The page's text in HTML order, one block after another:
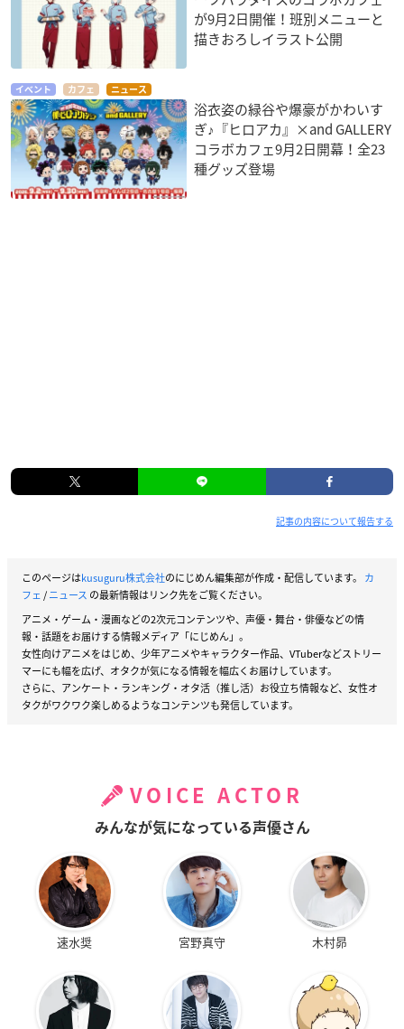
が9月2日開催！班別メニューと
描きおろしイラスト公開
イベント カフェ ニュース
浴衣姿の緑谷や爆豪がかわいす
ぎ♪『ヒロアカ』×and GALLERY
コラボカフェ9月2日開幕！全23
種グッズ登場
記事の内容について報告する
このページはkusuguru株式会社のにじめん編集部が作成・配信しています。 カ
フェ/ニュース の最新情報はリンク先をご覧ください。
アニメ・ゲーム・漫画などの2次元コンテンツや、声優・舞台・俳優などの情
報・話題をお届けする情報メディア「にじめん」。
女性向けアニメをはじめ、少年アニメやキャラクター作品、VTuberなどストリー
マーにも幅を広げ、オタクが気になる情報を幅広くお届けしています。
さらに、アンケート・ランキング・オタ活（推し活）お役立ち情報など、女性オ
タクがワクワク楽しめるようなコンテンツも発信しています。
VOICE ACTOR
みんなが気になっている声優さん
速水奨 宮野真守 木村昴